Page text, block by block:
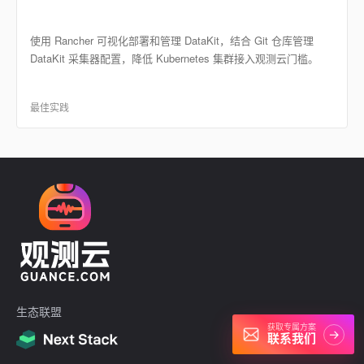
使用 Rancher 可视化部署和管理 DataKit，结合 Git 仓库管理
DataKit 采集器配置，降低 Kubernetes 集群接入观测云门槛。
最佳实践
获取专属方案
联系我们 →
生态联盟